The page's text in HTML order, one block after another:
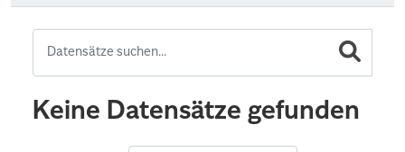
Keine Datensätze gefunden